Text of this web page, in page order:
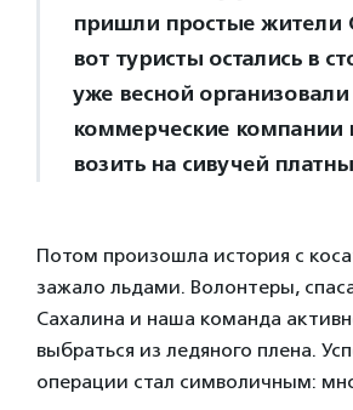
пришли простые жители
вот туристы остались в
уже весной организовали
коммерческие компании
возить на сивучей
Потом произошла история с
зажало льдами. Волонтеры,
Сахалина и наша команда
выбраться из ледяного плена.
операции стал символичным: